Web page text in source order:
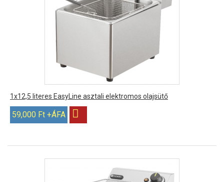
1x12,5 literes EasyLine asztali elektromos olajsütő
59,000 Ft +ÁFA